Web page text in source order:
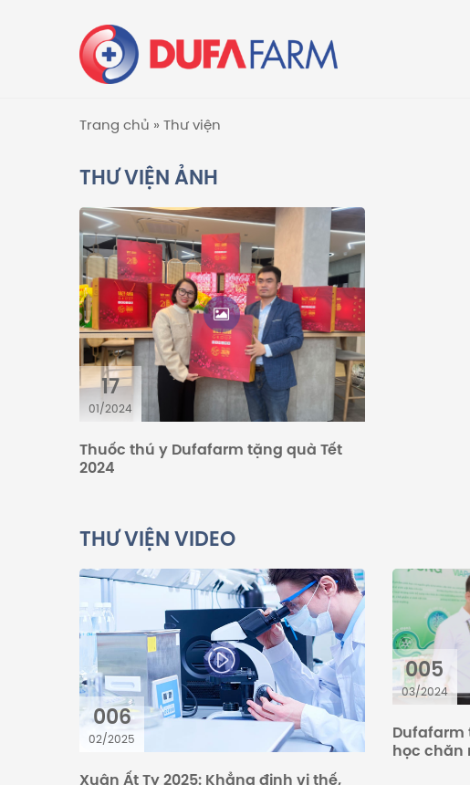
Trang chủ » Thư viện
THƯ VIỆN ẢNH
17
01/2024
Thuốc thú y Dufafarm tặng quà Tết
2024
THƯ VIỆN VIDEO
006
02/2025
Xuân Ất Tỵ 2025: Khẳng định vị thế,
005
03/2024
Dufafarm
học chăn